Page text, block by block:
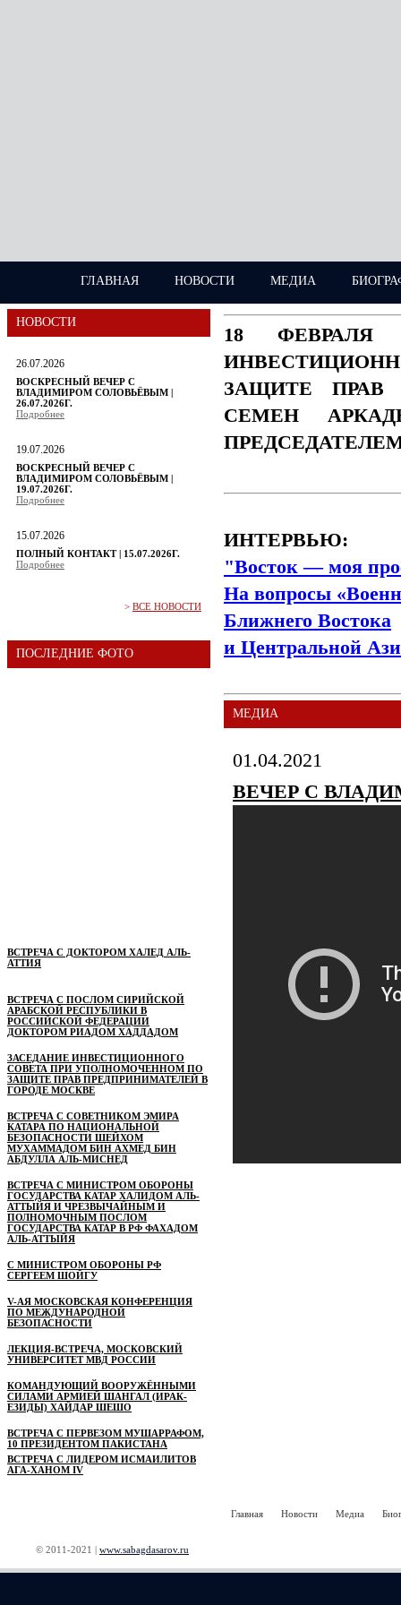
ГЛАВНАЯ НОВОСТИ МЕДИА
НОВОСТИ
26.07.2026
ВОСКРЕСНЫЙ ВЕЧЕР С
ВЛАДИМИРОМ СОЛОВЬЁВЫМ |
26.07.2026Г.
Подробнее
19.07.2026
ВОСКРЕСНЫЙ ВЕЧЕР С
ВЛАДИМИРОМ СОЛОВЬЁВЫМ |
19.07.2026Г.
Подробнее
15.07.2026
ПОЛНЫЙ КОНТАКТ | 15.07.2026Г.
Подробнее
> ВСЕ НОВОСТИ
ПОСЛЕДНИЕ ФОТО
ВСТРЕЧА С ДОКТОРОМ ХАЛЕД АЛЬ-
АТТИЯ
ВСТРЕЧА С ПОСЛОМ СИРИЙСКОЙ
АРАБСКОЙ РЕСПУБЛИКИ В
РОССИЙСКОЙ ФЕДЕРАЦИИ
ДОКТОРОМ РИАДОМ ХАДДАДОМ
ЗАСЕДАНИЕ ИНВЕСТИЦИОННОГО
СОВЕТА ПРИ УПОЛНОМОЧЕННОМ ПО
ЗАЩИТЕ ПРАВ ПРЕДПРИНИМАТЕЛЕЙ В
ГОРОДЕ МОСКВЕ
ВСТРЕЧА С СОВЕТНИКОМ ЭМИРА
КАТАРА ПО НАЦИОНАЛЬНОЙ
БЕЗОПАСНОСТИ ШЕЙХОМ
МУХАММАДОМ БИН АХМЕД БИН
АБДУЛЛА АЛЬ-МИСНЕД
ВСТРЕЧА С МИНИСТРОМ ОБОРОНЫ
ГОСУДАРСТВА КАТАР ХАЛИДОМ АЛЬ-
АТТЫЙЯ И ЧРЕЗВЫЧАЙНЫМ И
ПОЛНОМОЧНЫМ ПОСЛОМ
ГОСУДАРСТВА КАТАР В РФ ФАХАДОМ
АЛЬ-АТТЫЙЯ
С МИНИСТРОМ ОБОРОНЫ РФ
СЕРГЕЕМ ШОЙГУ
V-АЯ МОСКОВСКАЯ КОНФЕРЕНЦИЯ
ПО МЕЖДУНАРОДНОЙ
БЕЗОПАСНОСТИ
ЛЕКЦИЯ-ВСТРЕЧА, МОСКОВСКИЙ
УНИВЕРСИТЕТ МВД РОССИИ
КОМАНДУЮЩИЙ ВООРУЖЁННЫМИ
СИЛАМИ АРМИЕЙ ШАНГАЛ (ИРАК-
ЕЗИДЫ) ХАЙДАР ШЕШО
ВСТРЕЧА С ПЕРВЕЗОМ МУШАРРАФОМ,
10 ПРЕЗИДЕНТОМ ПАКИСТАНА
ВСТРЕЧА С ЛИДЕРОМ ИСМАИЛИТОВ
АГА-ХАНОМ IV
18 ФЕВРАЛЯ
ЗАЩИТЕ ПРАВ
СЕМЕН
ИНТЕРВЬЮ:
"Восток — моя
На вопросы
Ближнего Востока
и Центральной
МЕДИА
01.04.2021
ВЕЧЕР С
Главная Новости Медиа
© 2011-2021 | www.sabagdasarov.ru